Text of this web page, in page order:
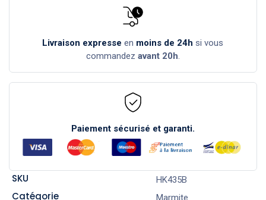
Livraison expresse en moins de 24h si vous
commandez avant 20h.
Paiement sécurisé et garanti.
SKU HK435B
Catégorie Marmite